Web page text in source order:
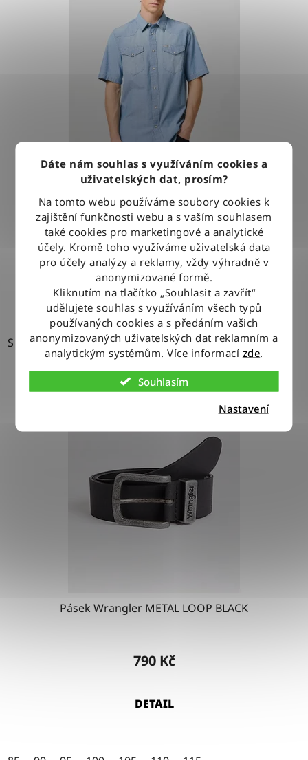
Dáte nám souhlas s využíváním cookies a
uživatelských dat, prosím?
Na tomto webu používáme soubory cookies k
zajištění funkčnosti webu a s vaším souhlasem
také cookies pro marketingové a analytické
účely. Kromě toho využíváme uživatelská data
pro účely analýzy a reklamy, vždy výhradně v
anonymizované formě.
Kliknutím na tlačítko „Souhlasit a zavřít“
udělujete souhlas s využíváním všech typů
používaných cookies a s předáním vašich
anonymizovaných uživatelských dat reklamním a
analytickým systémům. Více informací zde.
Souhlasím
Nastavení
Košile Wrangler WESTERN SHIRT LIGHT STONE
1 279 Kč
DETAIL
S
Pásek Wrangler METAL LOOP BLACK
hodnocení
produktu
je
4,5
790 Kč
DETAIL